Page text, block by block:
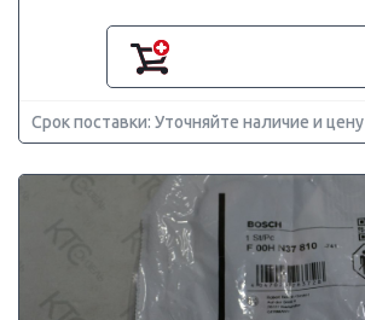
Срок поставки: Уточняйте наличие и цену